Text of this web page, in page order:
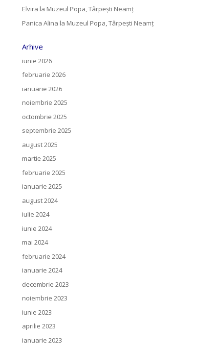
Elvira la Muzeul Popa, Târpeşti Neamţ
Panica Alina la Muzeul Popa, Târpeşti Neamţ
Arhive
iunie 2026
februarie 2026
ianuarie 2026
noiembrie 2025
octombrie 2025
septembrie 2025
august 2025
martie 2025
februarie 2025
ianuarie 2025
august 2024
iulie 2024
iunie 2024
mai 2024
februarie 2024
ianuarie 2024
decembrie 2023
noiembrie 2023
iunie 2023
aprilie 2023
ianuarie 2023